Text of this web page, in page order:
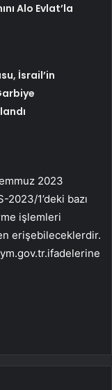
Alo Evlat’la
İsrail’in
2023
2023/1’deki bazı
işlemleri
erişebileceklerdir.